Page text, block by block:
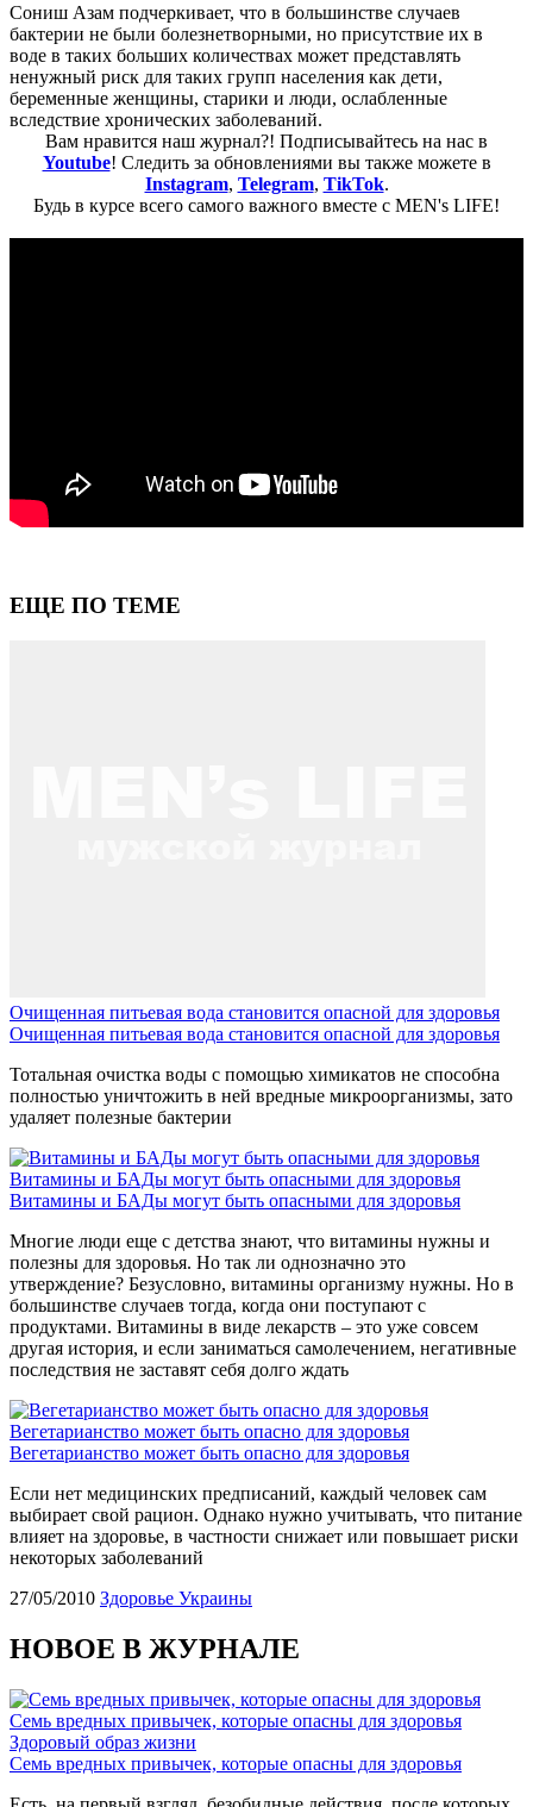
Сониш Азам подчеркивает, что в большинстве случаев
бактерии не были болезнетворными, но присутствие их в
воде в таких больших количествах может представлять
ненужный риск для таких групп населения как дети,
беременные женщины, старики и люди, ослабленные
вследствие хронических заболеваний.
Вам нравится наш журнал?! Подписывайтесь на нас в
Youtube! Следить за обновлениями вы также можете в
Instagram, Telegram, TikTok.
Будь в курсе всего самого важного вместе с MEN's LIFE!
ЕЩЕ ПО ТЕМЕ
Очищенная питьевая вода становится опасной для здоровья
Очищенная питьевая вода становится опасной для здоровья
Тотальная очистка воды с помощью химикатов не способна
полностью уничтожить в ней вредные микроорганизмы, зато
удаляет полезные бактерии
Витамины и БАДы могут быть опасными для здоровья
Витамины и БАДы могут быть опасными для здоровья
Многие люди еще с детства знают, что витамины нужны и
полезны для здоровья. Но так ли однозначно это
утверждение? Безусловно, витамины организму нужны. Но в
большинстве случаев тогда, когда они поступают с
продуктами. Витамины в виде лекарств – это уже совсем
другая история, и если заниматься самолечением, негативные
последствия не заставят себя долго ждать
Вегетарианство может быть опасно для здоровья
Вегетарианство может быть опасно для здоровья
Если нет медицинских предписаний, каждый человек сам
выбирает свой рацион. Однако нужно учитывать, что питание
влияет на здоровье, в частности снижает или повышает риски
некоторых заболеваний
27/05/2010 Здоровье Украины
НОВОЕ В ЖУРНАЛЕ
Семь вредных привычек, которые опасны для здоровья
Здоровый образ жизни
Семь вредных привычек, которые опасны для здоровья